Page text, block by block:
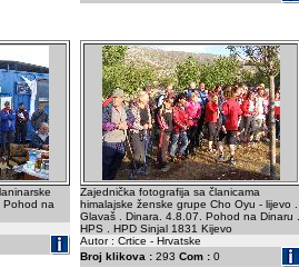
Pohod na
Zajednička fotografija sa članicama
himalajske ženske grupe Cho Oyu - lijevo .
Glavaš . Dinara. 4.8.07. Pohod na Dinaru .
HPS . HPD Sinjal 1831 Kijevo
Autor : Crtice - Hrvatske
Broj klikova : 293 Com : 0